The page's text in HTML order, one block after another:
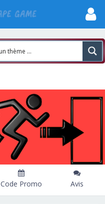
Code Promo Avis